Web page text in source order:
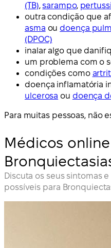
(TB),sarampo,
outra condição que
asma ou doença
(DPOC)
inalar algo que
um problema com o
condições como
doença inflamatória
ulcerosa ou doença
Para muitas pessoas, não
Médicos
Discuta os seus sintomas
possíveis para